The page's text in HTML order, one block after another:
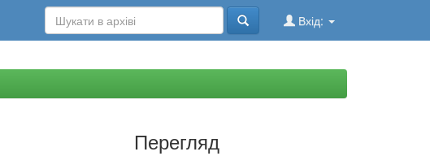
Вхід:
Перегляд